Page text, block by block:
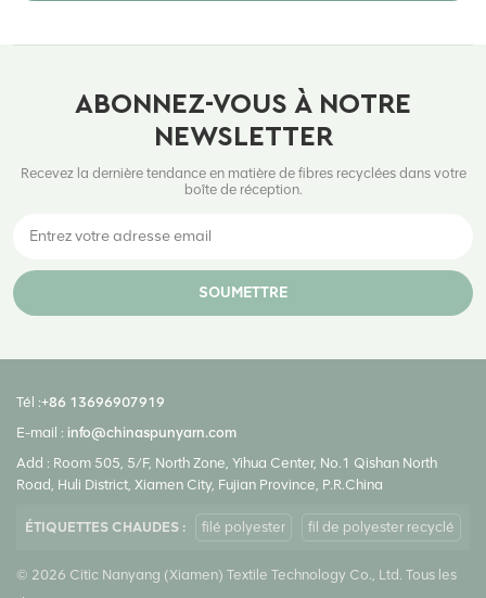
ABONNEZ-VOUS À NOTRE
NEWSLETTER
Recevez la dernière tendance en matière de fibres recyclées dans votre
boîte de réception.
SOUMETTRE
Tél :+86 13696907919
E-mail : info@chinaspunyarn.com
Add : Room 505, 5/F, North Zone, Yihua Center, No.1 Qishan North
Road, Huli District, Xiamen City, Fujian Province, P.R.China
ÉTIQUETTES CHAUDES : filé polyester fil de polyester recyclé
© 2026 Citic Nanyang (Xiamen) Textile Technology Co., Ltd. Tous les